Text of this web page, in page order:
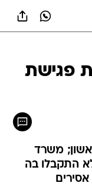
פגישת
משרד
התקבלו בה